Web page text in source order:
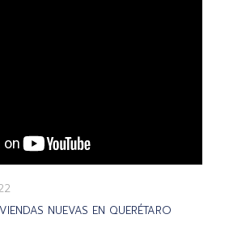
NUEVAS EN QUERÉTARO